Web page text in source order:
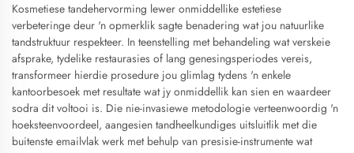
Kosmetiese tandehervorming lewer onmiddellike estetiese
verbeteringe deur 'n opmerklik sagte benadering wat jou natuurlike
tandstruktuur respekteer. In teenstelling met behandeling wat verskeie
afsprake, tydelike restaurasies of lang genesingsperiodes vereis,
transformeer hierdie prosedure jou glimlag tydens 'n enkele
kantoorbesoek met resultate wat jy onmiddellik kan sien en waardeer
sodra dit voltooi is. Die nie-invasiewe metodologie verteenwoordig 'n
hoeksteenvoordeel, aangesien tandheelkundiges uitsluitlik met die
buitenste emailvlak werk met behulp van presisie-instrumente wat